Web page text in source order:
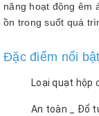
năng hoạt động êm
ồn trong suốt quá
Đặc điểm nổi
Loại quạt hộp
An toàn _ Đổ